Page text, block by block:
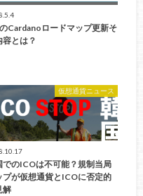
Cardanoロードマップ更新そ
容とは？
仮想通貨ニュース
でのICOは不可能？規制当局
プが仮想通貨とICOに否定的
解